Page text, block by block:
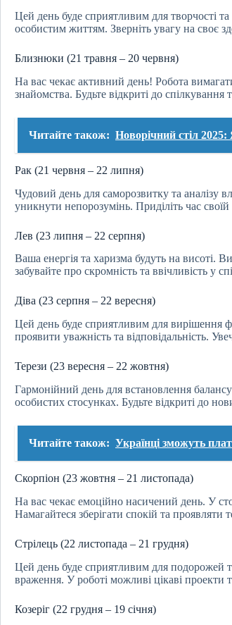
Цей день буде сприятливим для творчості
особистим життям. Зверніть увагу на своє
Близнюки (21 травня – 20 червня)
На вас чекає активний день! Робота
знайомства. Будьте відкриті до спілкування
Читайте також: Новорічний стіл
Рак (21 червня – 22 липня)
Чудовий день для саморозвитку та
уникнути непорозумінь. Приділіть час
Лев (23 липня – 22 серпня)
Ваша енергія та харизма будуть на висоті.
забувайте про скромність та ввічливість у
Діва (23 серпня – 22 вересня)
Цей день буде сприятливим для вирішення
проявити уважність та відповідальність.
Терези (23 вересня – 22 жовтня)
Гармонійний день для встановлення
особистих стосунках. Будьте відкриті до
Читайте також: Українці зможуть
Скорпіон (23 жовтня – 21 листопада)
На вас чекає емоційно насичений день. У
Намагайтеся зберігати спокій та проявляти
Стрілець (22 листопада – 21 грудня)
Цей день буде сприятливим для подорожей
враження. У роботі можливі цікаві проекти
Козеріг (22 грудня – 19 січня)